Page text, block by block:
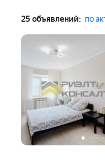
25 объявлений: по